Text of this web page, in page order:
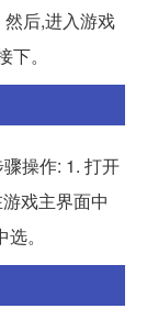
后,进入游戏
。
操作: 1. 打开
戏主界面中
。